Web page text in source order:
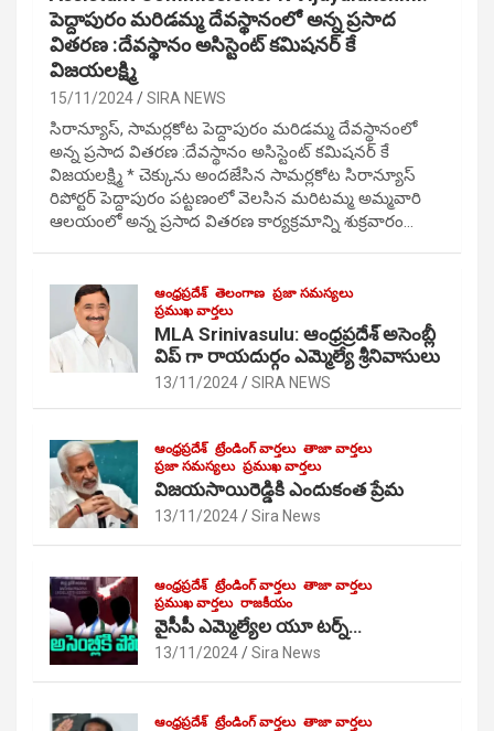
పెద్దాపురం మరిడమ్మ దేవస్థానంలో అన్న ప్రసాద
వితరణ :దేవస్థానం అసిస్టెంట్ కమిషనర్ కే
విజయలక్ష్మి
15/11/2024 SIRA NEWS
సిరాన్యూస్, సామర్లకోట పెద్దాపురం మరిడమ్మ దేవస్థానంలో
అన్న ప్రసాద వితరణ :దేవస్థానం అసిస్టెంట్ కమిషనర్ కే
విజయలక్ష్మి * చెక్కును అందజేసిన సామర్లకోట సిరాన్యూస్
రిపోర్టర్ పెద్దాపురం పట్టణంలో వెలసిన మరిటమ్మ అమ్మవారి
ఆలయంలో అన్న ప్రసాద వితరణ కార్యక్రమాన్ని శుక్రవారం…
ఆంధ్రప్రదేశ్ తెలంగాణ ప్రజా సమస్యలు
ప్రముఖ వార్తలు
MLA Srinivasulu: ఆంధ్రప్రదేశ్ అసెంబ్లీ
విప్ గా రాయదుర్గం ఎమ్మెల్యే శ్రీనివాసులు
13/11/2024 SIRA NEWS
ఆంధ్రప్రదేశ్ ట్రేండింగ్ వార్తలు తాజా వార్తలు
ప్రజా సమస్యలు ప్రముఖ వార్తలు
విజయసాయిరెడ్డికి ఎందుకంత ప్రేమ
13/11/2024 Sira News
ఆంధ్రప్రదేశ్ ట్రేండింగ్ వార్తలు తాజా వార్తలు
ప్రముఖ వార్తలు రాజకీయం
వైసీపీ ఎమ్మెల్యేల యూ టర్న్…
13/11/2024 Sira News
ఆంధ్రప్రదేశ్ ట్రేండింగ్ వార్తలు తాజా వార్తలు